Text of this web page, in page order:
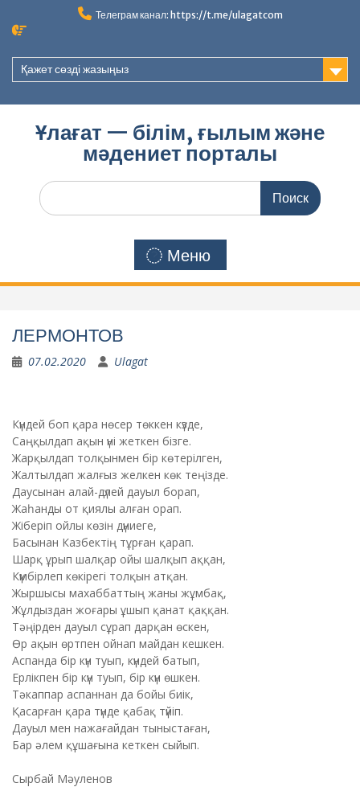
Телеграм канал: https://t.me/ulagatcom
Қажет сөзді жазыңыз
Ұлағат — білім, ғылым және
мәдениет порталы
Поиск
по:
Меню
ЛЕРМОНТОВ
07.02.2020 Ulagat
Күндей боп қара нөсер төккен күзде,
Саңқылдап ақын үні жеткен бізге.
Жарқылдап толқынмен бір көтерілген,
Жалтылдап жалғыз желкен көк теңізде.
Даусынан алай-дүлей дауыл борап,
Жаһанды от қиялы алған орап.
Жіберіп ойлы көзін дүниеге,
Басынан Казбектің тұрған қарап.
Шарқ ұрып шалқар ойы шалқып аққан,
Күмбірлеп көкірегі толқын атқан.
Жыршысы махаббаттың жаны жұмбақ,
Жұлдыздан жоғары ұшып қанат қаққан.
Тәңірден дауыл сұрап дарқан өскен,
Өр ақын өртпен ойнап майдан кешкен.
Аспанда бір күн туып, күндей батып,
Ерлікпен бір күн туып, бір күн өшкен.
Тәкаппар аспаннан да бойы биік,
Қасарған қара түнде қабақ түйіп.
Дауыл мен нажағайдан тыныстаған,
Бар әлем құшағына кеткен сыйып.
Сырбай Мәуленов